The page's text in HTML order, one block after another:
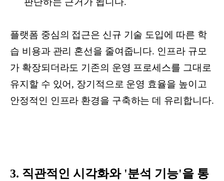
플랫폼 중심의 접근은 신규 기술 도입에 따른 학
습 비용과 관리 혼선을 줄여줍니다. 인프라 규모
가 확장되더라도 기존의 운영 프로세스를 그대로
유지할 수 있어, 장기적으로 운영 효율을 높이고
안정적인 인프라 환경을 구축하는 데 유리합니다.
3. 직관적인 시각화와 '분석 기능'을 통